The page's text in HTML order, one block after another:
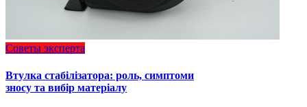
Советы эксперта
Втулка стабілізатора: роль, симптоми
зносу та вибір матеріалу